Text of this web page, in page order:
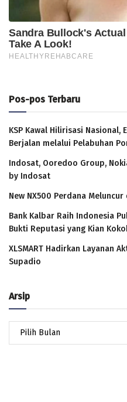
Pos-pos Terbaru
KSP Kawal Hilirisasi Nasional,
Berjalan melalui Pelabuhan
Indosat, Ooredoo Group,
by Indosat
New NX500 Perdana
Bank Kalbar Raih Indonesia
Bukti Reputasi yang Kian
XLSMART Hadirkan Layanan
Supadio
Arsip
Arsip